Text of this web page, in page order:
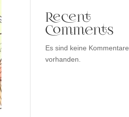
Recent
Comments
Es sind keine Kommentare
vorhanden.